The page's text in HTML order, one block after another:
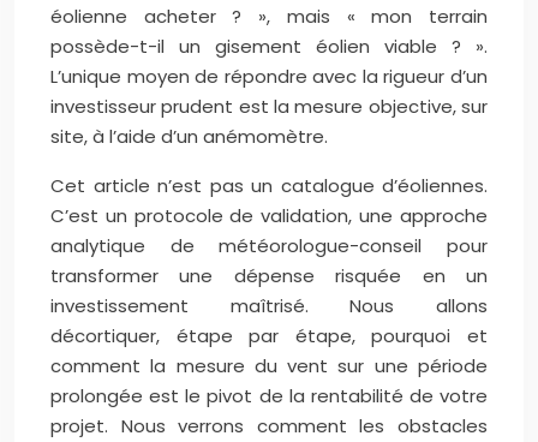
éolienne acheter ? », mais « mon terrain
possède-t-il un gisement éolien viable ? ».
L’unique moyen de répondre avec la rigueur d’un
investisseur prudent est la mesure objective, sur
site, à l’aide d’un anémomètre.
Cet article n’est pas un catalogue d’éoliennes.
C’est un protocole de validation, une approche
analytique de météorologue-conseil pour
transformer une dépense risquée en un
investissement maîtrisé. Nous allons
décortiquer, étape par étape, pourquoi et
comment la mesure du vent sur une période
prolongée est le pivot de la rentabilité de votre
projet. Nous verrons comment les obstacles